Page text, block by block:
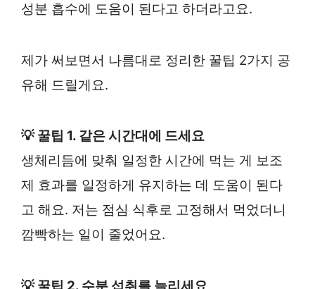
성분 흡수에 도움이 된다고 하더라고요.
제가 써보면서 나름대로 정리한 꿀팁 2가지 공
유해 드릴게요.
💡 꿀팁 1. 같은 시간대에 드세요
생체리듬에 맞춰 일정한 시간에 먹는 게 보조
제 효과를 일정하게 유지하는 데 도움이 된다
고 해요. 저는 점심 식후로 고정해서 먹었더니
깜빡하는 일이 줄었어요.
💡 꿀팁 2. 수분 섭취를 늘리세요